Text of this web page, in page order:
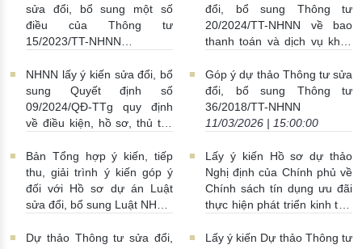
sửa đổi, bổ sung một số
điều của Thông tư
15/2023/TT-NHNN
đổi, bổ sung Thông tư
20/2024/TT-NHNN về bao
thanh toán và dịch vụ khác
toán 13/03/2026 | 16:00:00
NHNN lấy ý kiến sửa đổi, bổ
sung Quyết định số
09/2024/QĐ-TTg quy định
về điều kiện, hồ sơ, thủ tục
giới hạn
13/03/2026 |
15:00:00
Góp ý dự thảo Thông tư sửa
đổi, bổ sung Thông tư
36/2018/TT-NHNN
11/03/2026 | 15:00:00
Bản Tổng hợp ý kiến, tiếp
thu, giải trình ý kiến góp ý
đối với Hồ sơ dự án Luật
sửa đổi, bổ sung Luật NHNN
PCRT số 14/2022/QH15
Lấy ý kiến Hồ sơ dự thảo
Nghị định của Chính phủ về
Chính sách tín dụng ưu đãi
thực hiện phát triển kinh tế -
tộc thiểu số và miền núi
Dự thảo Thông tư sửa đổi,
Lấy ý kiến Dự thảo Thông tư